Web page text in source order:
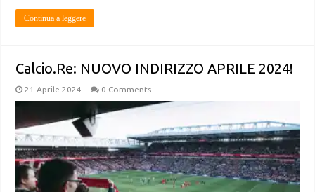
Continua a leggere
Calcio.Re: NUOVO INDIRIZZO APRILE 2024!
21 Aprile 2024 0 Comments